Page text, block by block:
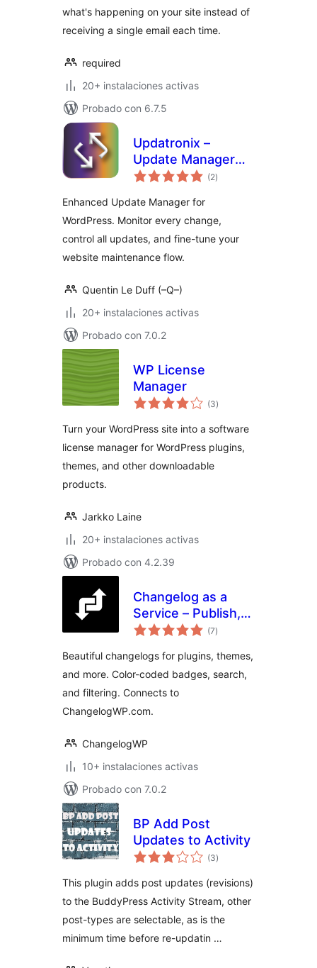
what's happening on your site instead of
receiving a single email each time.
required
20+ instalaciones activas
Probado con 6.7.5
Updatronix –
Update Manager
Enhanced
(2valoraciones
en
)
Enhanced Update Manager for
WordPress. Monitor every change,
control all updates, and fine-tune your
website maintenance flow.
Quentin Le Duff (–Q–)
20+ instalaciones activas
Probado con 7.0.2
WP License
Manager
(3valoraciones
en
)
Turn your WordPress site into a software
license manager for WordPress plugins,
themes, and other downloadable
products.
Jarkko Laine
20+ instalaciones activas
Probado con 4.2.39
Changelog as a
Service – Publish,
Display, and
Beautiful
Changelogs
(7valoraciones
en
)
Beautiful changelogs for plugins, themes,
and more. Color-coded badges, search,
and filtering. Connects to
ChangelogWP.com.
ChangelogWP
10+ instalaciones activas
Probado con 7.0.2
BP Add Post
Updates to Activity
(3valoraciones
en
)
This plugin adds post updates (revisions)
to the BuddyPress Activity Stream, other
post-types are selectable, as is the
minimum time before re-updatin …